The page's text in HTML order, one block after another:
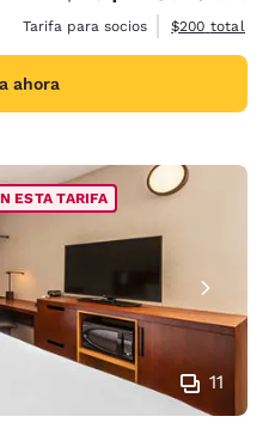
Tarifa para socios
Ver detalles
$200 total
ahora
11
ESTA TARIFA